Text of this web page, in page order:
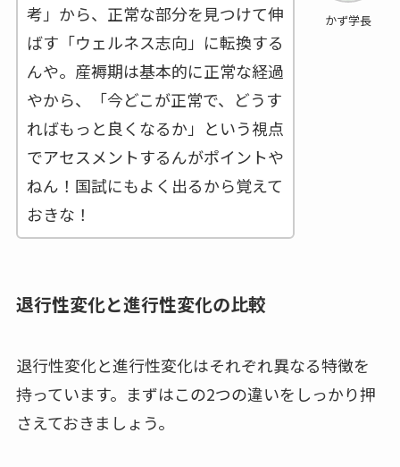
かず学長
考」から、正常な部分を見つけて伸
ばす「ウェルネス志向」に転換する
んや。産褥期は基本的に正常な経過
やから、「今どこが正常で、どうす
ればもっと良くなるか」という視点
でアセスメントするんがポイントや
ねん！国試にもよく出るから覚えて
おきな！
退行性変化と進行性変化の比較
退行性変化と進行性変化はそれぞれ異なる特徴を
持っています。まずはこの2つの違いをしっかり押
さえておきましょう。